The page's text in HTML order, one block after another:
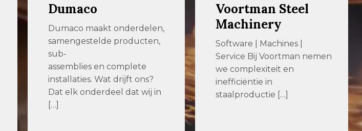
Dumaco
Dumaco maakt onderdelen,
samengestelde producten,
sub-
assemblies en complete
installaties. Wat drijft ons?
Dat elk onderdeel dat wij in
[…]
Voortman Steel
Machinery
Software | Machines |
Service Bij Voortman nemen
we complexiteit en
inefficiëntie in
staalproductie […]